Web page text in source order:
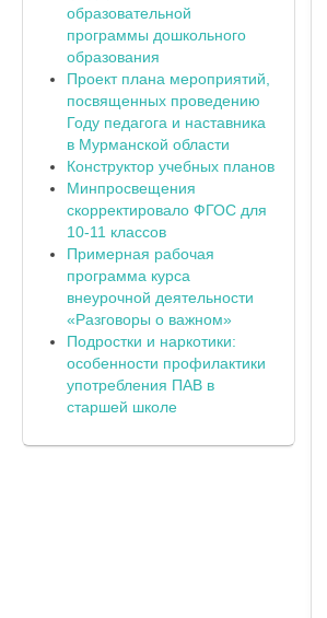
образовательной
программы дошкольного
образования
Проект плана мероприятий,
посвященных проведению
Году педагога и наставника
в Мурманской области
Конструктор учебных планов
Минпросвещения
скорректировало ФГОС для
10-11 классов
Примерная рабочая
программа курса
внеурочной деятельности
«Разговоры о важном»
Подростки и наркотики:
особенности профилактики
употребления ПАВ в
старшей школе